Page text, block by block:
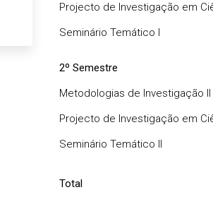
Projecto de Investigação em
Seminário Temático I
2º Semestre
Metodologias de Investigação II
Projecto de Investigação em
Seminário Temático II
Total